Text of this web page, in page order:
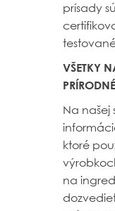
prísady
VŠETKY
PRÍRODNÉ
Na našej
ktoré
na